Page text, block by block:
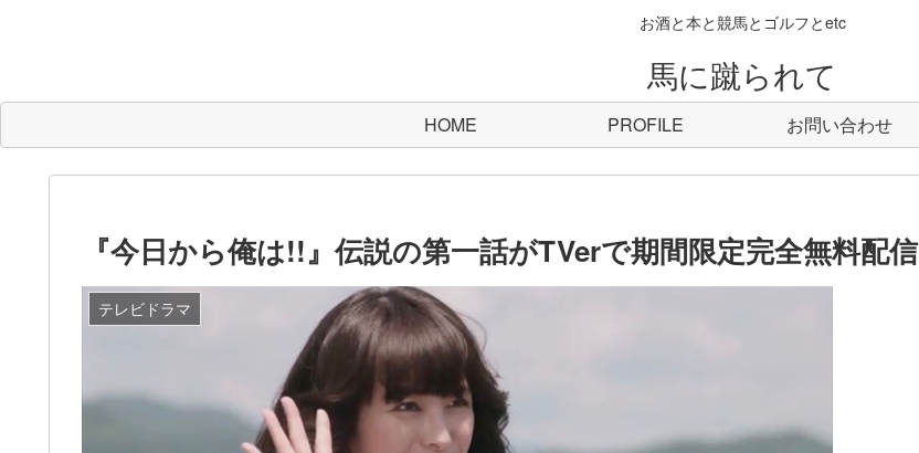
お酒と本と競馬とゴルフとetc
馬に蹴られて
HOME PROFILE お問い合わせ
『今日から俺は!!』伝説の第一話がTVerで期間限定完全無料配信
テレビドラマ